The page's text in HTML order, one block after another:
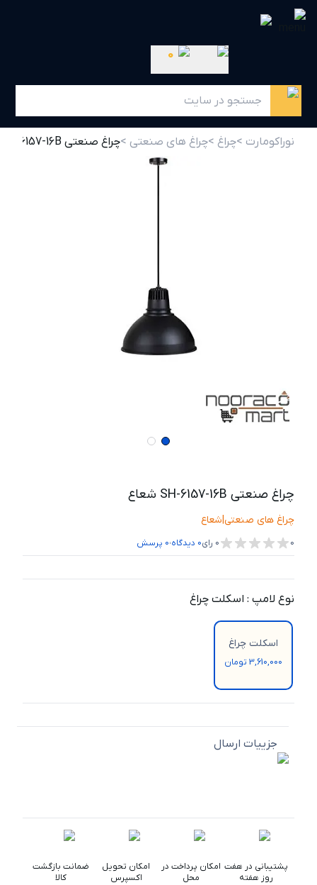
0
نوراکومارت >چراغ >چراغ های صنعتی >چراغ صنعتی SH-6157-16B شعاع
چراغ صنعتی SH-6157-16B شعاع
چراغ های صنعتی|شعاع
0
0 رای0 دیدگاه،0 پرسش
نوع لامپ : اسکلت چراغ
اسکلت چراغ
3,610,000 تومان
جزییات ارسال
پشتیبانی در هفت
روز هفته
امکان پرداخت در
محل
امکان تحویل
اکسپرس
ضمانت بازگشت
کالا